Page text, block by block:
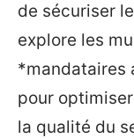
de sécuriser
explore les
*mandataires
pour
la qualité du